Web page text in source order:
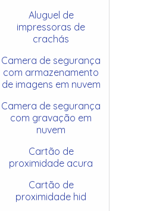
Aluguel de
impressoras de
crachás
Camera de segurança
com armazenamento
de imagens em nuvem
Camera de segurança
com gravação em
nuvem
Cartão de
proximidade acura
Cartão de
proximidade hid